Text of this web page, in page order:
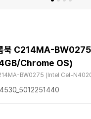
북 C214MA-
Chrome OS)
BW0275 (Intel Cel-